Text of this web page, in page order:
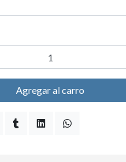
Agregar al carro